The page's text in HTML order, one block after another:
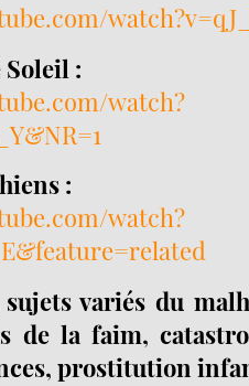
Soleil :
watch?
:
watch?
variés du
de la faim,
prostitution